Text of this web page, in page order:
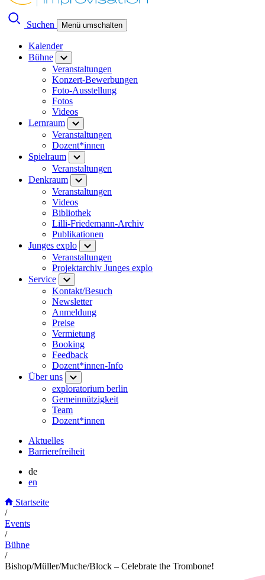
Suchen Menü umschalten
Kalender
Bühne
Veranstaltungen
Konzert-Bewerbungen
Foto-Ausstellung
Fotos
Videos
Lernraum
Veranstaltungen
Dozent*innen
Spielraum
Veranstaltungen
Denkraum
Veranstaltungen
Videos
Bibliothek
Lilli-Friedemann-Archiv
Publikationen
Junges explo
Veranstaltungen
Projektarchiv Junges explo
Service
Kontakt/Besuch
Newsletter
Anmeldung
Preise
Vermietung
Booking
Feedback
Dozent*innen-Info
Über uns
exploratorium berlin
Gemeinnützigkeit
Team
Dozent*innen
Aktuelles
Barrierefreiheit
de
en
Startseite
/
Events
/
Bühne
/
Bishop/Müller/Muche/Block – Celebrate the Trombone!